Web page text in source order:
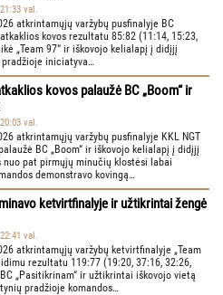
val.
atkrintamųjų varžybų pusfinalyje BC
kovos rezultatu 85:82 (11:14, 15:23,
„Team 97“ ir iškovojo kelialapį į didįjį
iniciatyva…
kovos palaužė BC „Boom“ ir
val.
atkrintamųjų varžybų pusfinalyje KKL NGT
BC „Boom“ ir iškovojo kelialapį į didįjį
nuo pat pirmųjų minučių klostėsi labai
demonstravo kovingą…
ketvirtfinalyje ir užtikrintai žengė
val.
atkrintamųjų varžybų ketvirtfinalyje „Team
rezultatu 119:77 (19:20, 37:16, 32:26,
„Pasitikrinam“ ir užtikrintai iškovojo vietą
pradžioje komandos…